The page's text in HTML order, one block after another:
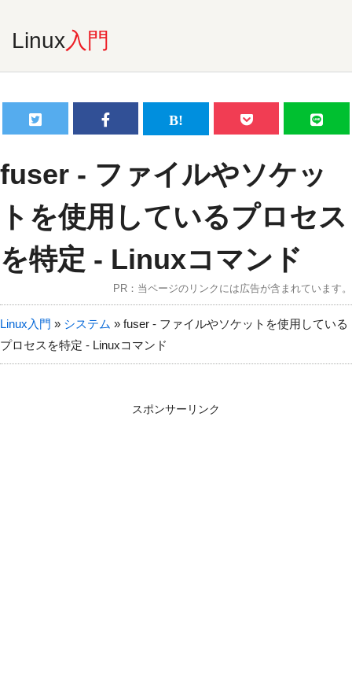
Linux入門
fuser - ファイルやソケッ
トを使用しているプロセス
を特定 - Linuxコマンド
PR：当ページのリンクには広告が含まれています。
Linux入門 » システム » fuser - ファイルやソケットを使用している
プロセスを特定 - Linuxコマンド
スポンサーリンク